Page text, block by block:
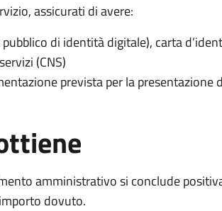
assicurati di avere:
di identità digitale), carta
(CNS)
prevista per la presentazione
amministrativo si conclude
dovuto.